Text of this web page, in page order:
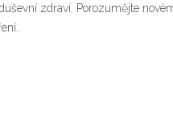
zdraví. Porozumějte